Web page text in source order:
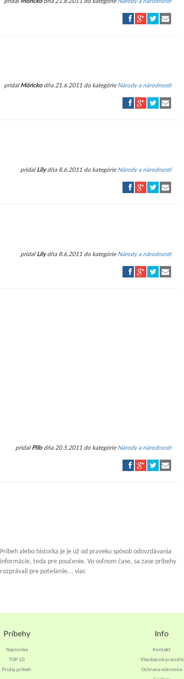
pridal Mórickodňa 21.6.2011 do kategórie Národy a národnosti
pridal Lilydňa 8.6.2011 do kategórie Národy a národnosti
pridal Lilydňa 8.6.2011 do kategórie Národy a národnosti
pridal Piťodňa 20.5.2011 do kategórie Národy a národnosti
Príbeh alebo historka je je už od praveku spósob odovzdávania
informácie, teda pre poučenie. Vo voľnom čase, sa zase príbehy
rozprávali pre potešenie... viac
Príbehy
Najnovšie
TOP 10
Pridaj príbeh
Info
Kontakt
Všeobecné pravidlá
Ochrana súkromia